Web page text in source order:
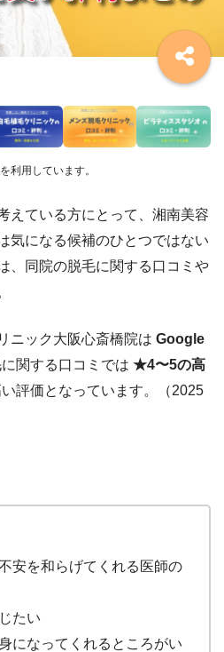
利用しています。
えている方にとって、湘南美容
気になる候補のひとつではない
、同院の脱毛に関する口コミや
ニック大阪心斎橋院は Google
に関する口コミでは ★4〜5の高
評価となっています。（2025
安を和らげてくれる医師の
たい
になってくれるところがい